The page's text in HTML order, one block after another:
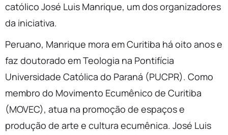
católico José Luis Manrique, um dos organizadores
da iniciativa.
Peruano, Manrique mora em Curitiba há oito anos e
faz doutorado em Teologia na Pontifícia
Universidade Católica do Paraná (PUCPR). Como
membro do Movimento Ecumênico de Curitiba
(MOVEC), atua na promoção de espaços e
produção de arte e cultura ecumênica. José Luis